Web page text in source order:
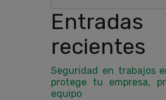
Entradas
recientes
Seguridad en trabajos
protege tu empresa,
equipo